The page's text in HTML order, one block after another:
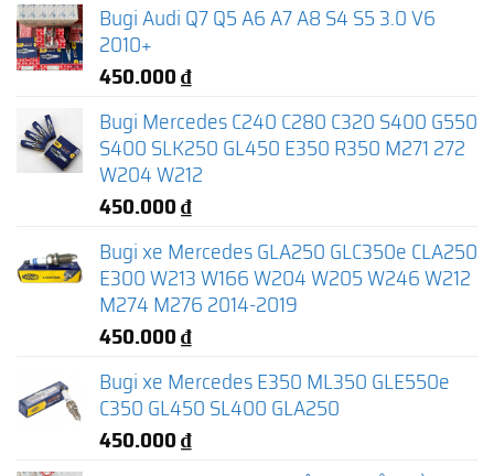
Bugi Audi Q7 Q5 A6 A7 A8 S4 S5 3.0 V6
2010+
450.000₫
Bugi Mercedes C240 C280 C320 S400 G550
S400 SLK250 GL450 E350 R350 M271 272
W204 W212
450.000₫
Bugi xe Mercedes GLA250 GLC350e CLA250
E300 W213 W166 W204 W205 W246 W212
M274 M276 2014-2019
450.000₫
Bugi xe Mercedes E350 ML350 GLE550e
C350 GL450 SL400 GLA250
450.000₫